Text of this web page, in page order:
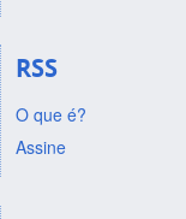
RSS
O que é?
Assine